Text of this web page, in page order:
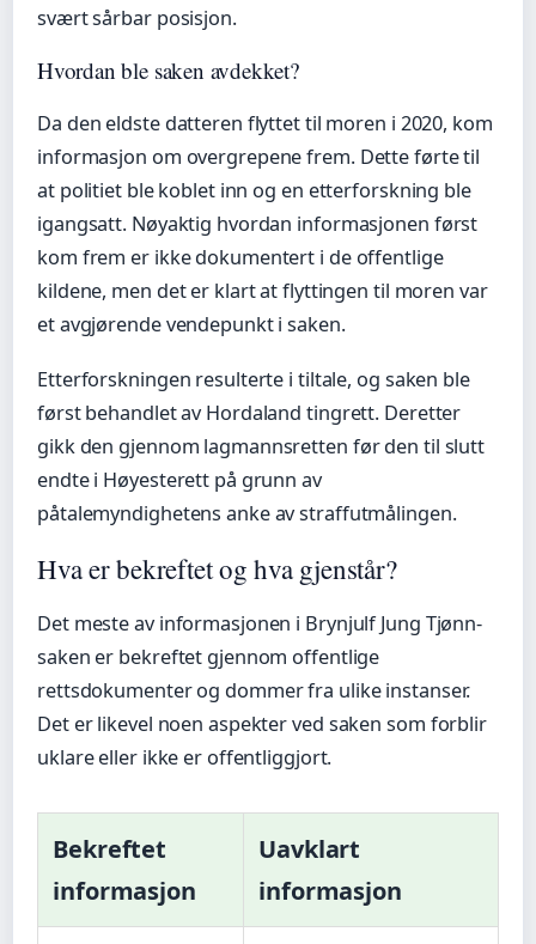
svært sårbar posisjon.
Hvordan ble saken avdekket?
Da den eldste datteren flyttet til moren i 2020, kom
informasjon om overgrepene frem. Dette førte til
at politiet ble koblet inn og en etterforskning ble
igangsatt. Nøyaktig hvordan informasjonen først
kom frem er ikke dokumentert i de offentlige
kildene, men det er klart at flyttingen til moren var
et avgjørende vendepunkt i saken.
Etterforskningen resulterte i tiltale, og saken ble
først behandlet av Hordaland tingrett. Deretter
gikk den gjennom lagmannsretten før den til slutt
endte i Høyesterett på grunn av
påtalemyndighetens anke av straffutmålingen.
Hva er bekreftet og hva gjenstår?
Det meste av informasjonen i Brynjulf Jung Tjønn-
saken er bekreftet gjennom offentlige
rettsdokumenter og dommer fra ulike instanser.
Det er likevel noen aspekter ved saken som forblir
uklare eller ikke er offentliggjort.
Bekreftet
informasjon
Uavklart
informasjon